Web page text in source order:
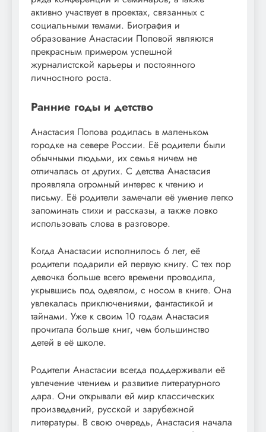
активно участвует в проектах, связанных с
социальными темами. Биография и
образование Анастасии Поповой являются
прекрасным примером успешной
журналистской карьеры и постоянного
личностного роста.
Ранние годы и детство
Анастасия Попова родилась в маленьком
городке на севере России. Её родители были
обычными людьми, их семья ничем не
отличалась от других. С детства Анастасия
проявляла огромный интерес к чтению и
письму. Её родители замечали её умение легко
запоминать стихи и рассказы, а также ловко
использовать слова в разговоре.
Когда Анастасии исполнилось 6 лет, её
родители подарили ей первую книгу. С тех пор
девочка больше всего времени проводила,
укрывшись под одеялом, с носом в книге. Она
увлекалась приключениями, фантастикой и
тайнами. Уже к своим 10 годам Анастасия
прочитала больше книг, чем большинство
детей в её школе.
Родители Анастасии всегда поддерживали её
увлечение чтением и развитие литературного
дара. Они открывали ей мир классических
произведений, русской и зарубежной
литературы. В свою очередь, Анастасия начала